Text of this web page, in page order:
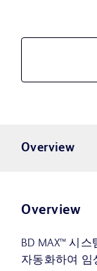
Overview
Overview
BD MAX™ 시
자동화하여 임